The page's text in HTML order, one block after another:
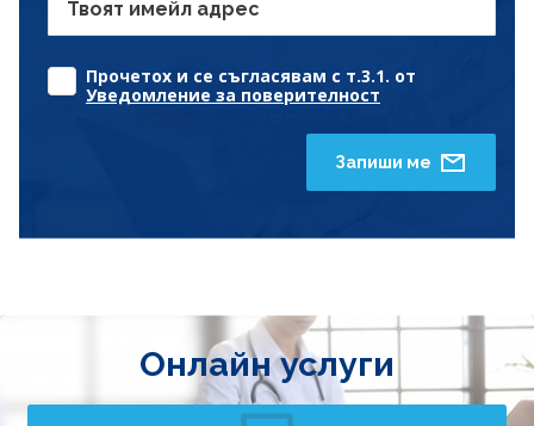
Твоят имейл адрес
Прочетох и се съгласявам с т.3.1. от
Уведомление за поверителност
Запиши ме
Онлайн услуги